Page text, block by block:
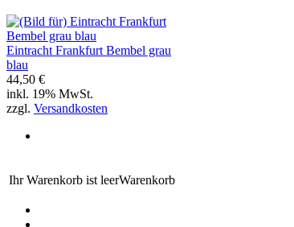
Eintracht Frankfurt Bembel grau
blau
44,50 €
inkl. 19% MwSt.
zzgl. Versandkosten
Ihr Warenkorb ist leerWarenkorb